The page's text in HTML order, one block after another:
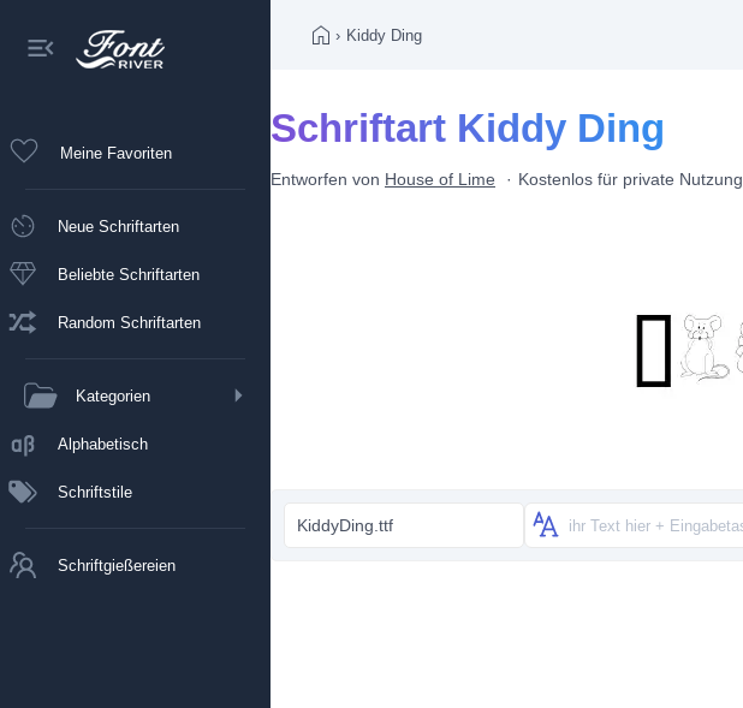
Meine Favoriten
Neue Schriftarten
Beliebte Schriftarten
Random Schriftarten
Kategorien
Alphabetisch
Schriftstile
Schriftgießereien
› Kiddy Ding
Schriftart Kiddy Ding
Entworfen von House of Lime Kostenlos für private Nutzung
KiddyDing.ttf